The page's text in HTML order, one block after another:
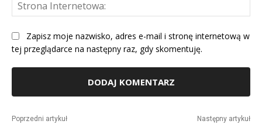
Zapisz moje nazwisko, adres e-mail i stronę internetową w
tej przeglądarce na następny raz, gdy skomentuję.
Poprzedni artykuł Następny artykuł